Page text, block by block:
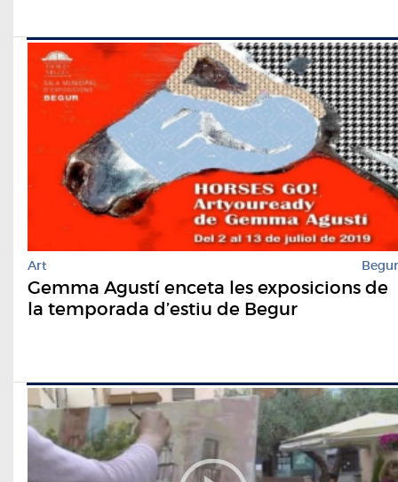
Art Begur
Gemma Agustí enceta les exposicions de
la temporada d’estiu de Begur